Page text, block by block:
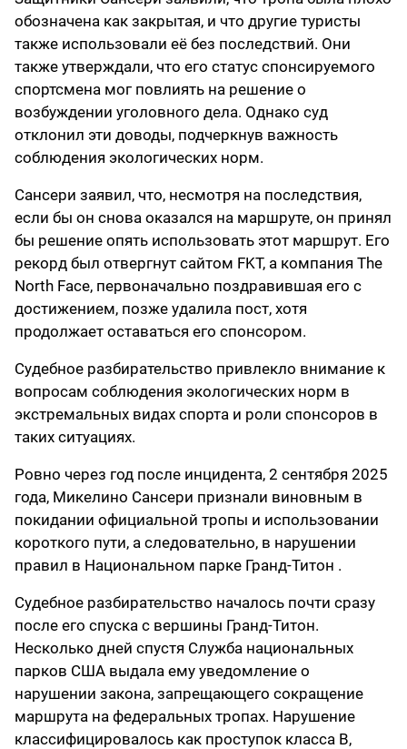
обозначена как закрытая, и что другие туристы
также использовали её без последствий. Они
также утверждали, что его статус спонсируемого
спортсмена мог повлиять на решение о
возбуждении уголовного дела. Однако суд
отклонил эти доводы, подчеркнув важность
соблюдения экологических норм.
Сансери заявил, что, несмотря на последствия,
если бы он снова оказался на маршруте, он принял
бы решение опять использовать этот маршрут. Его
рекорд был отвергнут сайтом FKT, а компания The
North Face, первоначально поздравившая его с
достижением, позже удалила пост, хотя
продолжает оставаться его спонсором.
Судебное разбирательство привлекло внимание к
вопросам соблюдения экологических норм в
экстремальных видах спорта и роли спонсоров в
таких ситуациях.
Ровно через год после инцидента, 2 сентября 2025
года, Микелино Сансери признали виновным в
покидании официальной тропы и использовании
короткого пути, а следовательно, в нарушении
правил в Национальном парке Гранд-Титон .
Судебное разбирательство началось почти сразу
после его спуска с вершины Гранд-Титон.
Несколько дней спустя Служба национальных
парков США выдала ему уведомление о
нарушении закона, запрещающего сокращение
маршрута на федеральных тропах. Нарушение
классифицировалось как проступок класса B,